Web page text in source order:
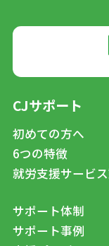
CJサポート
初めての方へ
6つの特徴
就労支援サービ
サポート体制
サポート事例